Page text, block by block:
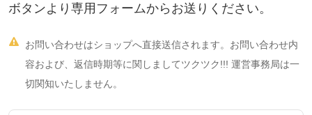
開業
ボタンより専用フォームからお送りください。

お問い合わせはショップへ直接送信されます。お問い合わせ内
容および、返信時期等に関しましてツクツク!!! 運営事務局は一
切関知いたしません。